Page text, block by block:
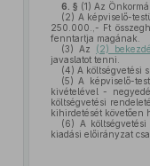
6. § (1) Az
(2) A képviselő-
250.000.,- Ft
fenntartja magának.
(3) Az (2)
javaslatot tenni.
(4) A költségvetési
(5) A képviselő-
kivételével -
költségvetési
kihirdetését követően
(6) A
kiadási előirányzat